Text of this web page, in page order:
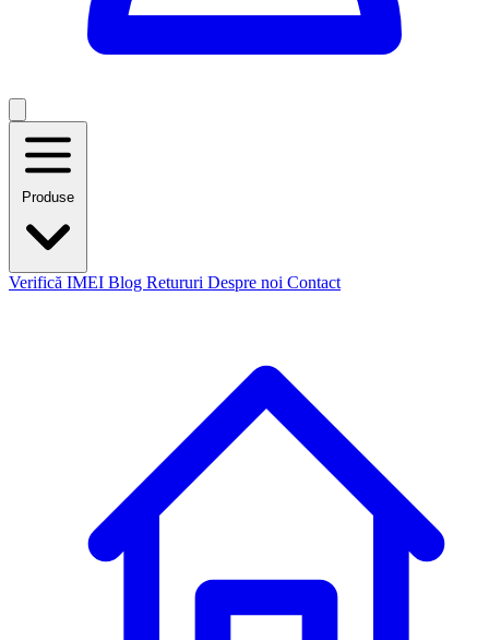
Produse
Verifică IMEI Blog Retururi Despre noi Contact